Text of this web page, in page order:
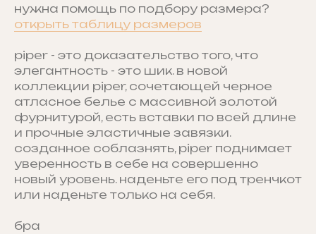
нужна помощь по подбору размера?
открыть таблицу размеров
piper - это доказательство того, что
элегантность - это шик. в новой
коллекции piper, сочетающей черное
атласное белье с массивной золотой
фурнитурой, есть вставки по всей длине
и прочные эластичные завязки.
созданное соблазнять, piper поднимает
уверенность в себе на совершенно
новый уровень. наденьте его под тренчкот
или наденьте только на себя.
бра